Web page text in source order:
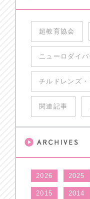
超教育協会
ニューロダイバ
チルドレンズ
関連記事
2026 2025
2015 2014